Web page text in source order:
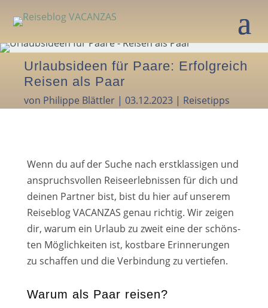
Urlaubsideen für Paare: Erfolgreich
Reisen als Paar
von Philippe Blättler | 03.12.2023 | Reisetipps
Wenn du auf der Suche nach erst­klas­si­gen und
anspruchs­vol­len Reiseerlebnissen für dich und
dei­nen Partner bist, bist du hier auf unse­rem
Reiseblog VACANZAS genau rich­tig. Wir zei­gen
dir, war­um ein Urlaub zu zweit eine der schöns­
ten Möglichkeiten ist, kost­ba­re Erinnerungen
zu schaf­fen und die Verbindung zu ver­tie­fen.
Warum als Paar reisen?